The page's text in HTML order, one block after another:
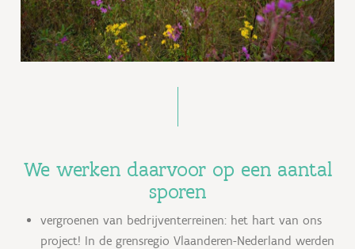
We werken daarvoor op een aantal
sporen
vergroenen van bedrijventerreinen: het hart van ons
project! In de grensregio Vlaanderen-Nederland werden